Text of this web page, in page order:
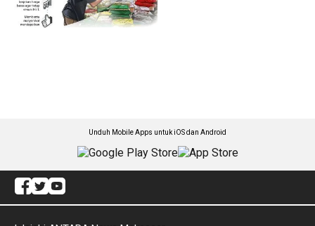
Unduh Mobile Apps untuk iOS dan Android